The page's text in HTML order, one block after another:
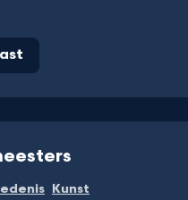
Kunst